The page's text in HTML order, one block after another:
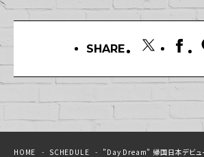
SHARE
HOME SCHEDULE ”Day Dream” 帰国日本デビ